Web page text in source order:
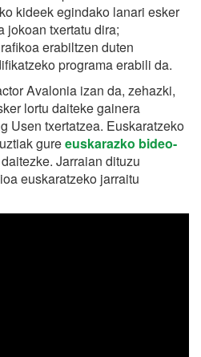
kideek egindako lanari esker
jokoan txertatu dira;
erabiltzen duten
programa erabili da.
Avalonia izan da, zehazki,
lortu daiteke gainera
Usen txertatzea. Euskaratzeko
gureeuskarazko bideo-
daitezke. Jarraian dituzu
euskaratzeko jarraitu